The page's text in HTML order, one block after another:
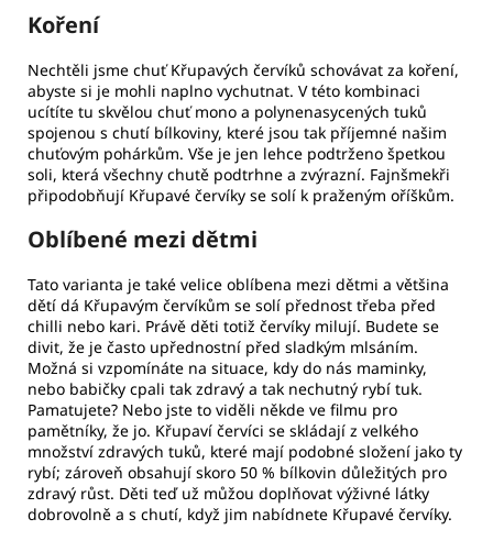
Koření
Nechtěli jsme chuť Křupavých červíků schovávat za koření,
abyste si je mohli naplno vychutnat. V této kombinaci
ucítíte tu skvělou chuť mono a polynenasycených tuků
spojenou s chutí bílkoviny, které jsou tak příjemné našim
chuťovým pohárkům. Vše je jen lehce podtrženo špetkou
soli, která všechny chutě podtrhne a zvýrazní. Fajnšmekři
připodobňují Křupavé červíky se solí k praženým oříškům.
Oblíbené mezi dětmi
Tato varianta je také velice oblíbena mezi dětmi a většina
dětí dá Křupavým červíkům se solí přednost třeba před
chilli nebo kari. Právě děti totiž červíky milují. Budete se
divit, že je často upřednostní před sladkým mlsáním.
Možná si vzpomínáte na situace, kdy do nás maminky,
nebo babičky cpali tak zdravý a tak nechutný rybí tuk.
Pamatujete? Nebo jste to viděli někde ve filmu pro
pamětníky, že jo. Křupaví červíci se skládají z velkého
množství zdravých tuků, které mají podobné složení jako ty
rybí; zároveň obsahují skoro 50 % bílkovin důležitých pro
zdravý růst. Děti teď už můžou doplňovat výživné látky
dobrovolně a s chutí, když jim nabídnete Křupavé červíky.